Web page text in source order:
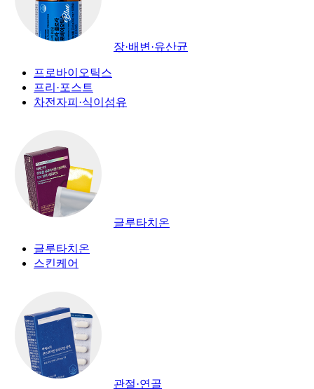
장·배변·유산균
프로바이오틱스
프리·포스트
차전자피·식이섬유
글루타치온
글루타치온
스킨케어
관절·연골